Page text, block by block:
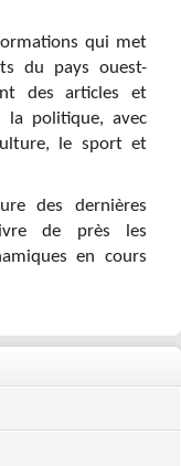
qui met
du pays ouest-
des articles et
la politique, avec
le sport et
des dernières
de près les
en cours